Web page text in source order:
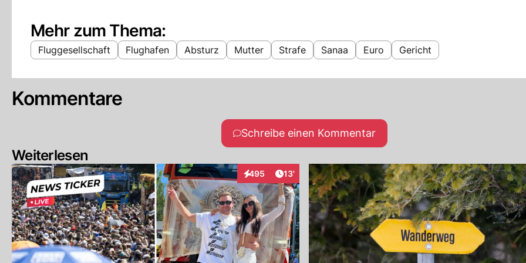
Mehr zum Thema:
Fluggesellschaft Flughafen Absturz Mutter Strafe Sanaa Euro Gericht
Kommentare
Schreibe einen Kommentar
Weiterlesen
495
InteraktionenArtikel veröffentlicht:
13'